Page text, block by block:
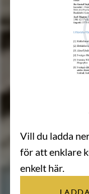
Vill du ladda
för att enklare
enkelt här.